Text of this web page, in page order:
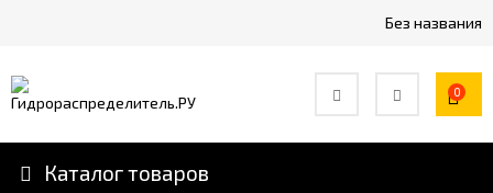
Без названия
0
Каталог товаров